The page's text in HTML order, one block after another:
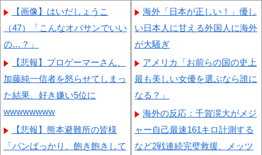
【画像】はいだしょうこ
（47）「こんなオバサンでいい
の…？」
【悲報】プロゲーマーさん、
加藤純一信者を怒らせてしまっ
た結果、好き嫌い5位に
wwwwwwww
【悲報】熊本避難所の皆様
「パンばっかり。飽き飽きして
海外「日本が正しい！」優し
い日本人に甘える外国人に海外
が大騒ぎ
アメリカ「お前らの国の史上
最も美しい女優を選ぶなら誰に
なる？」
海外の反応：千賀滉大がメジ
ャー自己最速161キロ計測する
など2戦連続完璧救援、メッツ